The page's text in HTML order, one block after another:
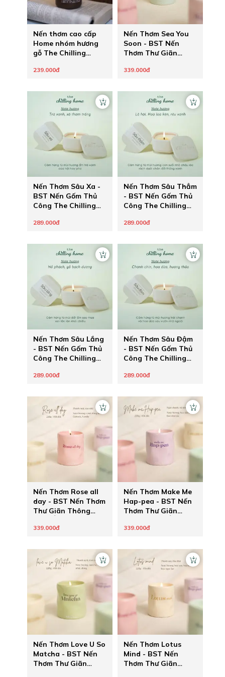
Nến thơm cao cấp
Home nhóm hương
gỗ The Chilling
239.000đ
Nến Thơm Sea You
Soon - BST Nến
Thơm Thư Giãn
Healing Pastel của
Quà Tặng Chữa
Lành Cho Người
Thương
339.000đ
Nến Thơm Sâu Xa -
BST Nến Gốm Thủ
Công The Chilling
289.000đ
Nến Thơm Sâu Thẳm
- BST Nến Gốm Thủ
Công The Chilling
289.000đ
Nến Thơm Sâu Lắng
- BST Nến Gốm Thủ
Công The Chilling
289.000đ
Nến Thơm Sâu Đậm
- BST Nến Gốm Thủ
Công The Chilling
289.000đ
Nến Thơm Rose all
day - BST Nến Thơm
Thư Giãn Thông
Pastel của The
Tặng Chữa Lành
Cho Người Thương
339.000đ
Nến Thơm Make Me
Hap-pea - BST Nến
Thơm Thư Giãn
Healing Pastel của
Quà Tặng Chữa
Lành Cho Người
Thương
339.000đ
Nến Thơm Love U So
Matcha - BST Nến
Thơm Thư Giãn
Nến Thơm Lotus
Mind - BST Nến
Thơm Thư Giãn